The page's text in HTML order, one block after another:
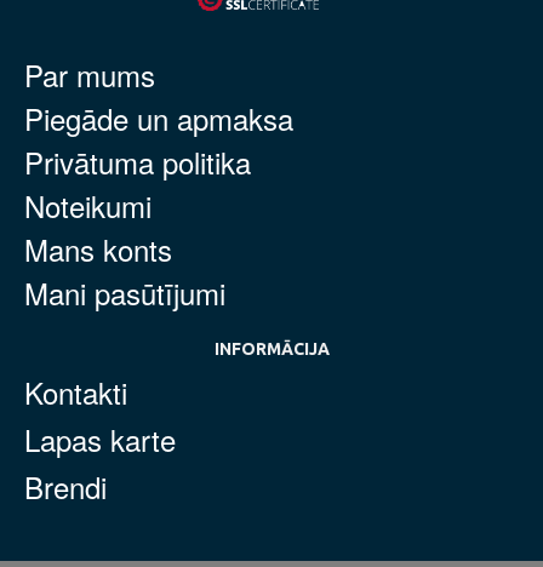
Par mums
Piegāde un apmaksa
Privātuma politika
Noteikumi
Mans konts
Mani pasūtījumi
INFORMĀCIJA
Kontakti
Lapas karte
Brendi